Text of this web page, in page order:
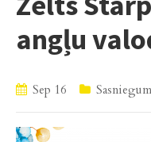
angļu
Sep 16